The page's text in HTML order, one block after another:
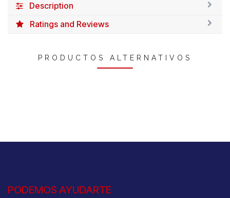
Description
Ratings and Reviews
PRODUCTOS ALTERNATIVOS
PODEMOS AYUDARTE